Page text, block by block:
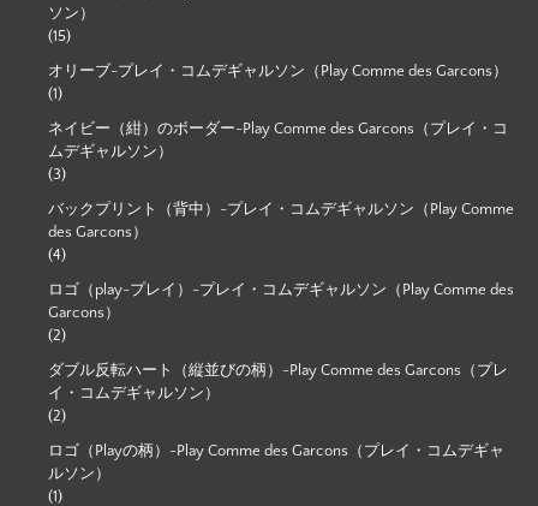
ソン）
(15)
オリーブ-プレイ・コムデギャルソン（Play Comme des Garcons）
(1)
ネイビー（紺）のボーダー-Play Comme des Garcons（プレイ・コ
ムデギャルソン）
(3)
バックプリント（背中）-プレイ・コムデギャルソン（Play Comme
des Garcons）
(4)
ロゴ（play-プレイ）-プレイ・コムデギャルソン（Play Comme des
Garcons）
(2)
ダブル反転ハート（縦並びの柄）-Play Comme des Garcons（プレ
イ・コムデギャルソン）
(2)
ロゴ（Playの柄）-Play Comme des Garcons（プレイ・コムデギャ
ルソン）
(1)